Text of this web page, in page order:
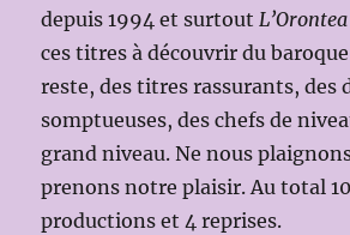
depuis 1994 et surtout L’Orontea
ces titres à découvrir du
reste, des titres rassurants,
somptueuses, des chefs de
grand niveau. Ne nous
prenons notre plaisir. Au total
productions et 4 reprises.